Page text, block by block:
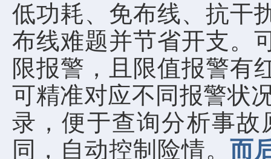
低功耗、免布线、抗干
布线难题并节省开支。
限报警，且限值报警有
可精准对应不同报警状
录，便于查询分析事
同，自动控制险情。而